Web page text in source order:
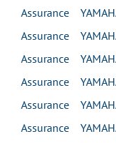
Assurance
Assurance
Assurance
Assurance
Assurance
Assurance